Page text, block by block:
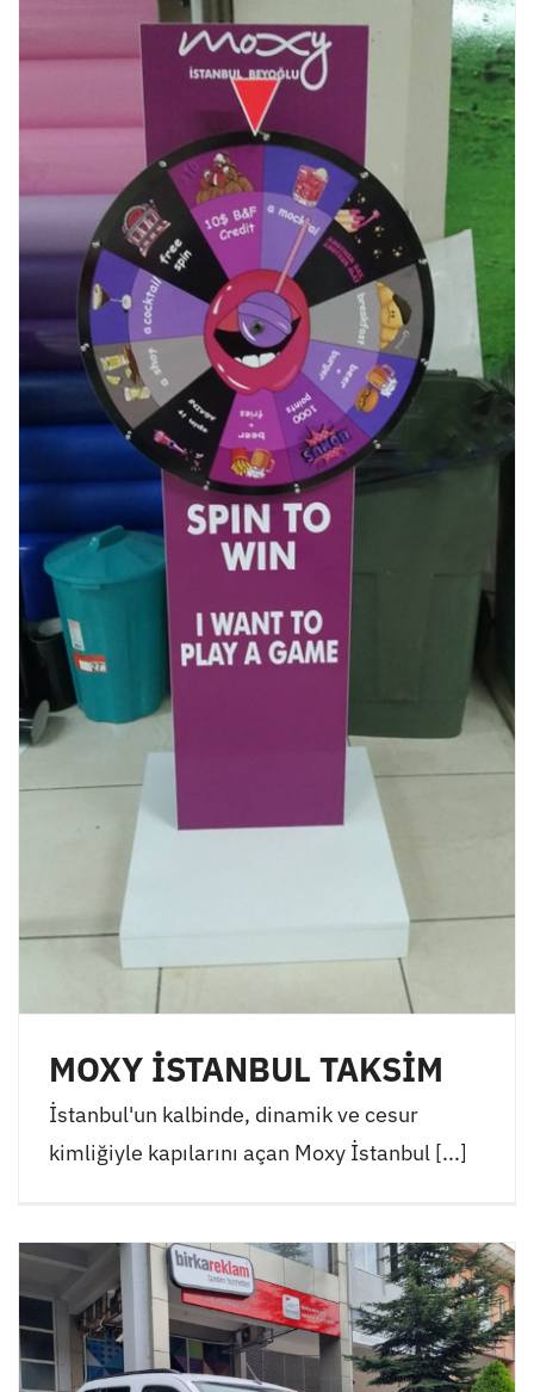
MOXY İSTANBUL TAKSİM
İstanbul'un kalbinde, dinamik ve cesur
kimliğiyle kapılarını açan Moxy İstanbul [...]